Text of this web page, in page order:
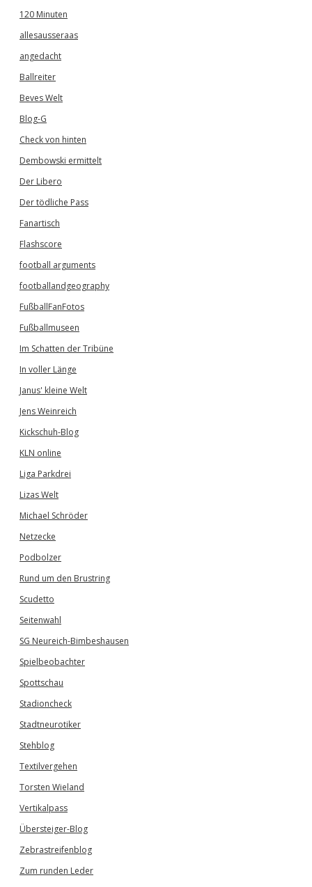
120 Minuten
allesausseraas
angedacht
Ballreiter
Beves Welt
Blog-G
Check von hinten
Dembowski ermittelt
Der Libero
Der tödliche Pass
Fanartisch
Flashscore
football arguments
footballandgeography
FußballFanFotos
Fußballmuseen
Im Schatten der Tribüne
In voller Länge
Janus' kleine Welt
Jens Weinreich
Kickschuh-Blog
KLN online
Liga Parkdrei
Lizas Welt
Michael Schröder
Netzecke
Podbolzer
Rund um den Brustring
Scudetto
Seitenwahl
SG Neureich-Bimbeshausen
Spielbeobachter
Spottschau
Stadioncheck
Stadtneurotiker
Stehblog
Textilvergehen
Torsten Wieland
Vertikalpass
Übersteiger-Blog
Zebrastreifenblog
Zum runden Leder